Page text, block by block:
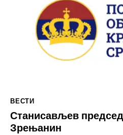
ВЕСТИ
Станисављев
Зрењанин